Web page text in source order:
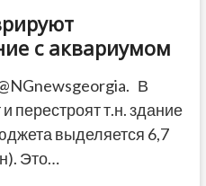
с аквариумом
В
перестроят т.н. здание
выделяется 6,7
Это…